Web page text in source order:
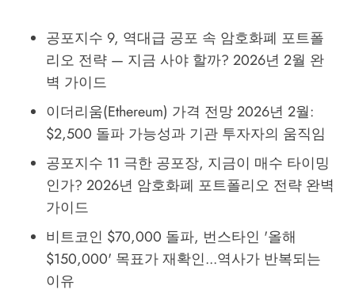
공포지수 9, 역대급 공포 속 암호화폐 포트폴
리오 전략 — 지금 사야 할까? 2026년 2월 완
벽 가이드
이더리움(Ethereum) 가격 전망 2026년 2월:
$2,500 돌파 가능성과 기관 투자자의 움직임
공포지수 11 극한 공포장, 지금이 매수 타이밍
인가? 2026년 암호화폐 포트폴리오 전략 완벽
가이드
비트코인 $70,000 돌파, 번스타인 '올해
$150,000' 목표가 재확인...역사가 반복되는
이유